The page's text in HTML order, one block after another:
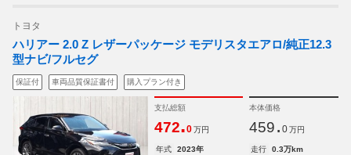
トヨタ
ハリアー 2.0 Z レザーパッケージ モデリスタエアロ/純正12.3
型ナビ/フルセグ
保証付 車両品質保証書付 購入プラン付き
支払総額
472.0 万円
本体価格
459. 0 万円
年式 2023年 走行
0.3万km